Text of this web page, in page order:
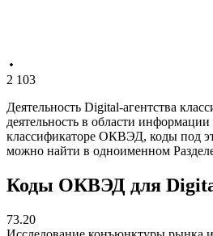
2 103
Деятельность Digital-агентства
деятельность в области
классификаторе ОКВЭД, коды под
можно найти в одноименном
Коды ОКВЭД для
73.20